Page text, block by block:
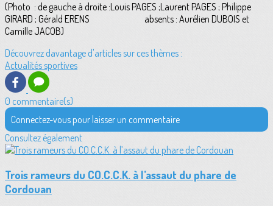
(Photo : de gauche à droite :Louis PAGES ;Laurent PAGES ; Philippe
GIRARD ; Gérald ERENS absents : Aurélien DUBOIS et
Camille JACOB)
Découvrez davantage d'articles sur ces thèmes :
Actualités sportives
0 commentaire(s)
Connectez-vous pour laisser un commentaire
Consultez également
Trois rameurs du CO.C.C.K. à l’assaut du phare de
Cordouan